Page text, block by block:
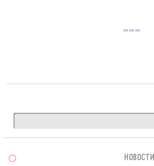
НОВОСТИ